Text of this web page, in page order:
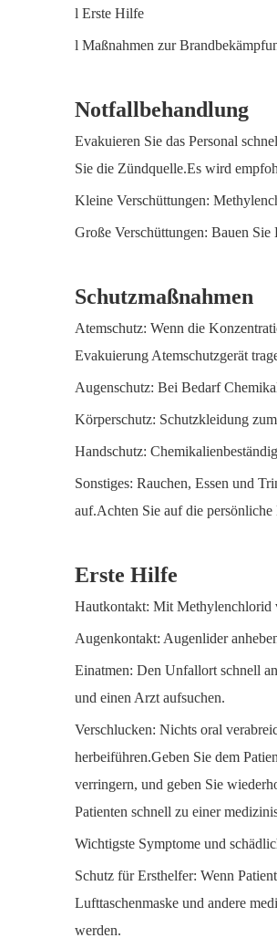
l Erste Hilfe
l Maßnahmen zur
Notfallbehandlung
Evakuieren Sie das Personal
Sie die Zündquelle.Es wird
Kleine Verschüttungen:
Große Verschüttungen: Bauen
Schutzmaßnahmen
Atemschutz: Wenn die
Evakuierung Atemschutzgerät
Augenschutz: Bei Bedarf
Körperschutz: Schutzkleidung
Handschutz:
Sonstiges: Rauchen, Essen und
auf.Achten Sie auf die persönliche
Erste Hilfe
Hautkontakt: Mit Methylenchlorid
Augenkontakt: Augenlider
Einatmen: Den Unfallort schnell
und einen Arzt aufsuchen.
Verschlucken: Nichts oral
herbeiführen.Geben Sie dem
verringern, und geben Sie
Patienten schnell zu einer
Wichtigste Symptome und
Schutz für Ersthelfer: Wenn
Lufttaschenmaske und andere
werden.